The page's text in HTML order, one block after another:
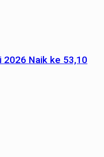
2026 Naik ke 53,10